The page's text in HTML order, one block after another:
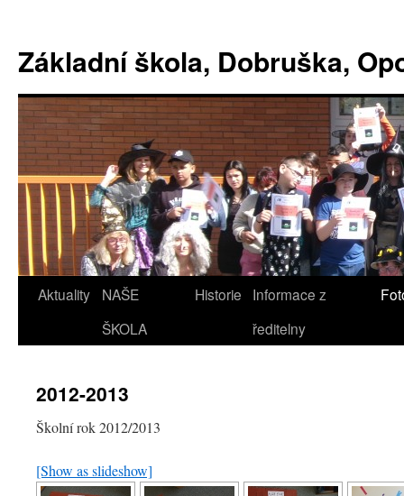
Základní škola, Dobruška,
Aktuality
NAŠE
ŠKOLA
Historie
Informace z
ředitelny
2012-2013
Školní rok 2012/2013
[Show as slideshow]